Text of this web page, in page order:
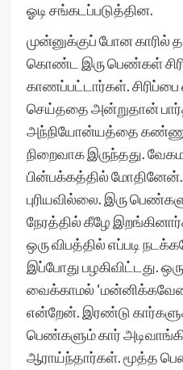
ஓடி சங்கடப்படுத்தின.
முன்னுக்குப் போன காரில்
கொண்ட இரு பெண்கள்
காணப்பட்டார்கள்.
செய்ததை அன்றுதான்
அந்நியோன்யத்தை
நிறைவாக இருந்தது.
பின்பக்கத்தில்
புரியவில்லை. இரு
நேரத்தில் கீழே
ஒரு விபத்தில் எப்படி
இப்போது பழகிவிட்டது.
வைக்காமல்
என்றேன். இரண்டு
பெண்களும் கார்
ஆராய்ந்தார்கள். மூத்த